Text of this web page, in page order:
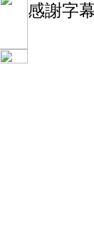
感謝字